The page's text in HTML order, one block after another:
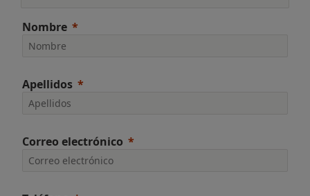
Nombre
Apellidos
Correo electrónico